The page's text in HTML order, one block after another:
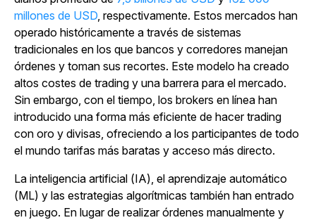
millones de USD , respectivamente. Estos mercados han
operado históricamente a través de sistemas
tradicionales en los que bancos y corredores manejan
órdenes y toman sus recortes. Este modelo ha creado
altos costes de trading y una barrera para el mercado.
Sin embargo, con el tiempo, los brokers en línea han
introducido una forma más eficiente de hacer trading
con oro y divisas, ofreciendo a los participantes de todo
el mundo tarifas más baratas y acceso más directo.
La inteligencia artificial (IA), el aprendizaje automático
(ML) y las estrategias algorítmicas también han entrado
en juego. En lugar de realizar órdenes manualmente y